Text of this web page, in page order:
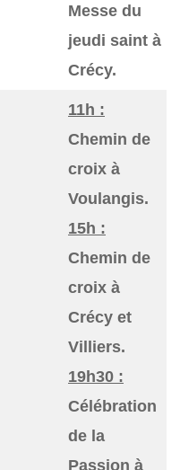
Messe du
jeudi saint à
Crécy.
11h :
Chemin de
croix à
Voulangis.
15h :
Chemin de
croix à
Crécy et
Villiers.
19h30 :
Célébration
de la
Passion à